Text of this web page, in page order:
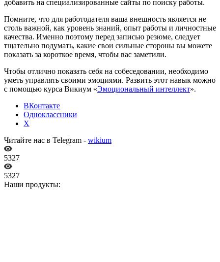
добавить на специализированные сайты по поиску работы.
Помните, что для работодателя ваша внешность является не
столь важной, как уровень знаний, опыт работы и личностные
качества. Именно поэтому перед записью резюме, следует
тщательно подумать, какие свои сильные стороны вы можете
показать за короткое время, чтобы вас заметили.
Чтобы отлично показать себя на собеседовании, необходимо
уметь управлять своими эмоциями. Развить этот навык можно
с помощью курса Викиум «Эмоциональный интеллект».
ВКонтакте
Одноклассники
X
Читайте нас в Telegram - wikium
5327
5327
Наши продукты: